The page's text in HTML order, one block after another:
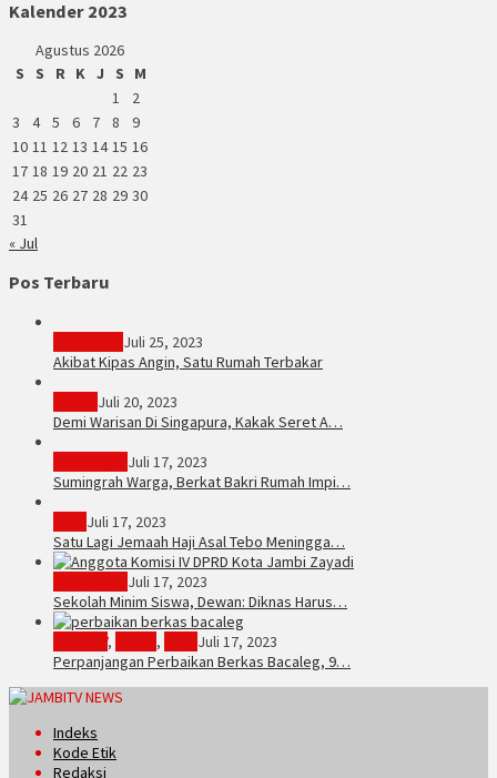
Kalender 2023
Agustus 2026
S
S R K J S
M
1
2
3
4 5 6 7 8
9
10 11 12 13 14 15 16
17 18 19 20 21 22 23
24 25 26 27 28 29 30
31
« Jul
Pos Terbaru
Juli 25, 2023
Akibat Kipas Angin, Satu Rumah Terbakar
Juli 20, 2023
Demi Warisan Di Singapura, Kakak Seret A…
Juli 17, 2023
Sumingrah Warga, Berkat Bakri Rumah Impi…
Juli 17, 2023
Satu Lagi Jemaah Haji Asal Tebo Meningga…
Juli 17, 2023
Sekolah Minim Siswa, Dewan: Diknas Harus…
, ,
Juli 17, 2023
Perpanjangan Perbaikan Berkas Bacaleg, 9…
Indeks
Kode Etik
Redaksi